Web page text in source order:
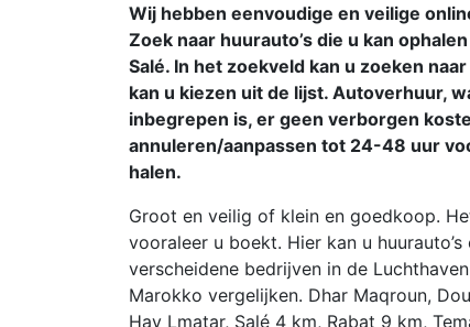
Wij hebben eenvoudige en veilige
Zoek naar huurauto’s die u kan
Salé. In het zoekveld kan u zoeken
kan u kiezen uit de lijst. Autoverhuur,
inbegrepen is, er geen verborgen
annuleren/aanpassen tot 24-48 uur
halen.
Groot en veilig of klein en goedkoop.
vooraleer u boekt. Hier kan u
verscheidene bedrijven in de
Marokko vergelijken. Dhar Maqroun,
Hay Lmatar, Salé 4 km, Rabat 9 km,